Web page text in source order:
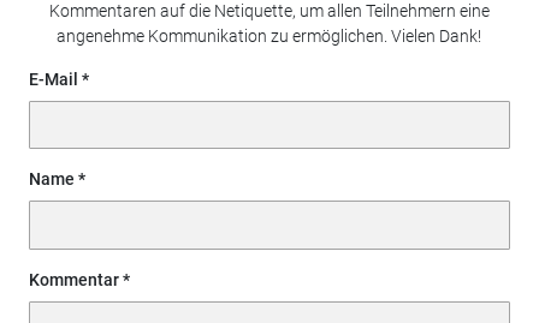
Kommentaren auf die Netiquette, um allen Teilnehmern eine
angenehme Kommunikation zu ermöglichen. Vielen Dank!
E-Mail
Name
Kommentar